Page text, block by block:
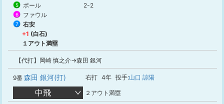
5 ボール 2-2
6 ファウル
7
右安
+1 (白石)
１アウト満塁
【代打】岡崎 慎之介→森田 銀河
9番 森田 銀河(打) 右打 4年 投手:山口 諒陽
中飛 ２アウト満塁